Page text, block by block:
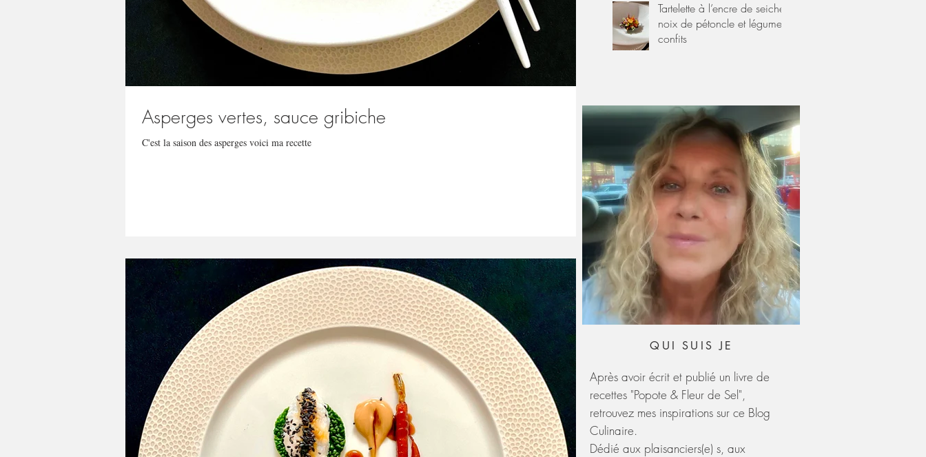
Asperges vertes, sauce gribiche
C'est la saison des asperges voici ma recette
Tartelette à l’encre de seiche,
noix de pétoncle et légumes
confits
QUI SUIS JE
Après avoir écrit et publié un livre de
recettes "Popote & Fleur de Sel",
retrouvez mes inspirations sur ce Blog
Culinaire.
Dédié aux plaisanciers(e) s, aux